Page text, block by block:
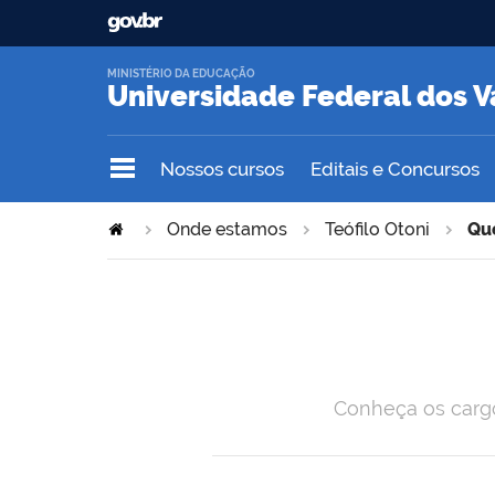
Universidade Federal dos
MINISTÉRIO DA EDUCAÇÃO
Nossos cursos Editais e Concursos
Onde estamos Teófilo Otoni
Conheça os